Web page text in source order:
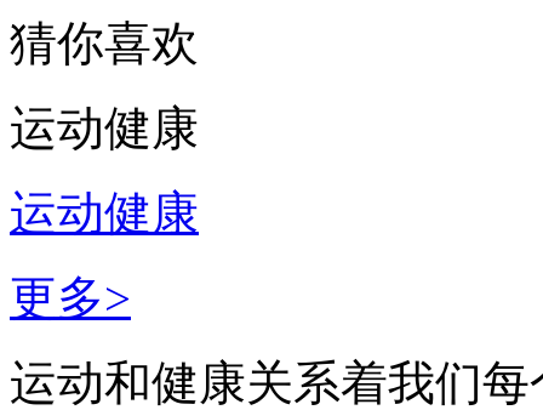
猜你喜欢
运动健康
运动健康
更多>
运动和健康关系着我们